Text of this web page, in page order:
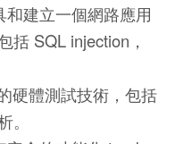
和建立一個網路應用
括 SQL injection，
硬體測試技術，包括